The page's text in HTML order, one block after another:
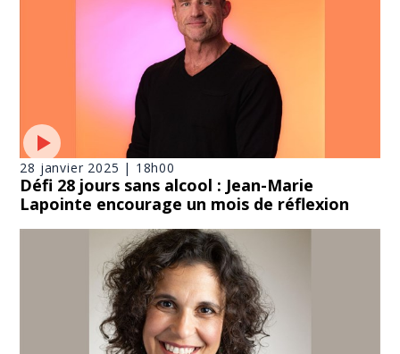
28 janvier 2025 | 18h00
Défi 28 jours sans alcool : Jean-Marie
Lapointe encourage un mois de réflexion